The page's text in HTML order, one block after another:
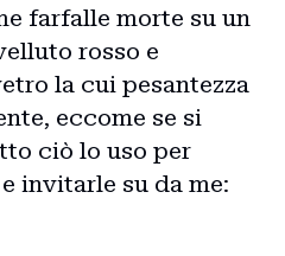
farfalle morte su un
rosso e
la cui pesantezza
eccome se si
ciò lo uso per
invitarle su da me: